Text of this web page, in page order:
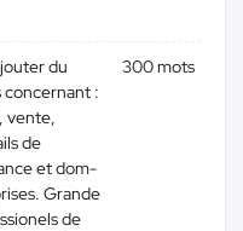
du
concernant :
vente,
de
et dom-
Grande
de
300 mots